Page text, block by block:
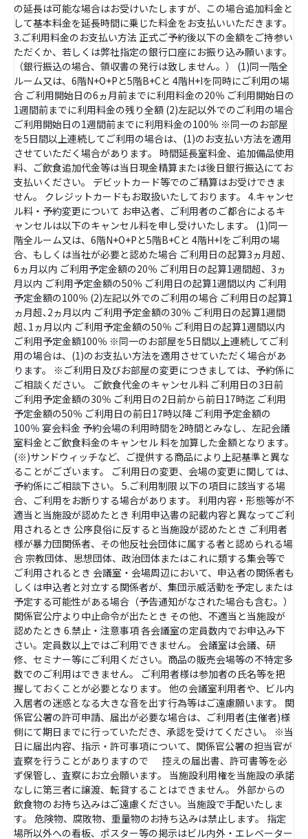
の延長は可能な場合はお受けいたしますが、この場合追加料金と
して基本料金を延長時間に乗じた料金をお支払いいただきます。
3.ご利用料金のお支払い方法 正式ご予約後以下の金額をご持参い
ただくか、若しくは弊社指定の銀行口座にお振り込み願います。
（銀行振込の場合、領収書の発行は致しません。） (1)同一階全
ルーム又は、6階N+O+Pと5階B+Cと 4階H+Iを同時にご利用の場
合 ご利用開始日の6ヵ月前までに利用料金の20％ ご利用開始日の
1週間前までに利用料金の残り全額 (2)左記以外でのご利用の場合
ご利用開始日の1週間前までに利用料金の100％ ※同一のお部屋
を5日間以上連続してご利用の場合は、(1)のお支払い方法を適用
させていただく場合があります。 時間延長室料金、追加備品使用
料、ご飲食追加代金等は当日現金精算または後日銀行振込にてお
支払いください。 デビットカード等でのご精算はお受けできま
せん。 クレジットカードもお取扱いたしております。 4.キャンセ
ル料・予約変更について お申込者、ご利用者のご都合によるキ
ャンセルは以下のキャンセル料を申し受けいたします。 (1)同一
階全ルーム又は、6階N+O+Pと5階B+Cと 4階H+Iをご利用の場
合、もしくは当社が必要と認めた場合 ご利用日の起算3ヵ月超、
6ヵ月以内 ご利用予定金額の20％ ご利用日の起算1週間超、3ヵ
月以内 ご利用予定金額の50％ ご利用日の起算1週間以内 ご利用
予定金額の100％ (2)左記以外でのご利用の場合 ご利用日の起算1
ヵ月超､2ヵ月以内 ご利用予定金額の30％ ご利用日の起算1週間
超､1ヵ月以内 ご利用予定金額の50％ ご利用日の起算1週間以内
ご利用予定金額100％ ※同一のお部屋を5日間以上連続してご利
用の場合は、(1)のお支払い方法を適用させていただく場合があ
ります。 ※ご利用日及びお部屋の変更につきましては、予約係に
ご相談ください。 ご飲食代金のキャンセル料 ご利用日の3日前
ご利用予定金額の30％ ご利用日の2日前から前日17時迄 ご利用
予定金額の50％ ご利用日の前日17時以降 ご利用予定金額の
100％ 宴会料金 予約会場の利用時間を2時間とみなし、左記会議
室料金とご飲食料金のキャンセル 料を加算した金額となります。
(※)サンドウィッチなど、ご提供する商品により上記基準と異な
ることがございます。 ご利用日の変更、会場の変更に関しては、
予約係にご相談下さい。 5.ご利用制限 以下の項目に該当する場
合、ご利用をお断りする場合があります。 利用内容・形態等が不
適当と当施設が認めたとき 利用申込書の記載内容と異なってご利
用されるとき 公序良俗に反すると当施設が認めたとき ご利用者
様が暴力団関係者、その他反社会団体に属する者と認められる場
合 宗教団体、思想団体、政治団体またはこれに類する集会等で
ご利用されるとき 会議室・会場周辺において、申込者の関係者も
しくは申込者と対立する関係者が、集団示威活動を予定しまたは
予定する可能性がある場合（予告通知がなされた場合も含む。）
関係官公庁より中止命令が出たとき その他、不適当と当施設が
認めたとき 6.禁止・注意事項 各会議室の定員数内でお申込み下
さい。定員数以上ではご利用できません。 会議室は会議、研
修、セミナー等にご利用ください。商品の販売会場等の不特定多
数でのご利用はできません。 ご利用者様は参加者の氏名等を把
握しておくことが必要となります。 他の会議室利用者や、ビル内
入居者の迷惑となる大きな音を出す行為等はご遠慮願います。 関
係官公署の許可申請、届出が必要な場合は、ご利用者(主催者)様
側にて期日までに行っていただき、承認を受けてください。 ※当
日に届出内容、指示・許可事項について、関係官公署の担当官が
査察を行うことがありますので 控えの届出書、許可書等を必
ず保管し、査察にお立会願います。 当施設利用権を当施設の承諾
なしに第三者に譲渡、転貸することはできません。 外部からの
飲食物のお持ち込みはご遠慮ください。当施設で手配いたしま
す。 危険物、腐敗物、重量物のお持ち込みは禁止します。 指定
場所以外への看板、ポスター等の掲示はビル内外・エレベーター